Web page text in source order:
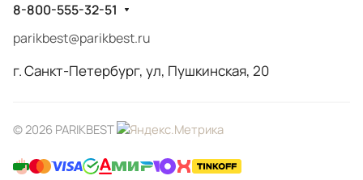
8-800-555-32-51
parikbest@parikbest.ru
г. Санкт-Петербург, ул, Пушкинская, 20
© 2026 PARIKBEST